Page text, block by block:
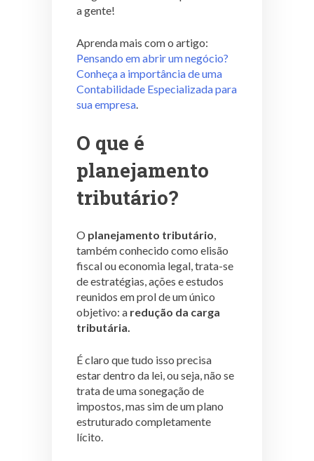
a gente!
Aprenda mais com o artigo:
Pensando em abrir um negócio?
Conheça a importância de uma
Contabilidade Especializada para
sua empresa
O que é
planejamento
tributário?
O planejamento tributário,
também conhecido como elisão
fiscal ou economia legal, trata-se
de estratégias, ações e estudos
reunidos em prol de um único
objetivo: a redução da carga
tributária.
É claro que tudo isso precisa
estar dentro da lei, ou seja, não se
trata de uma sonegação de
impostos, mas sim de um plano
estruturado completamente
lícito.